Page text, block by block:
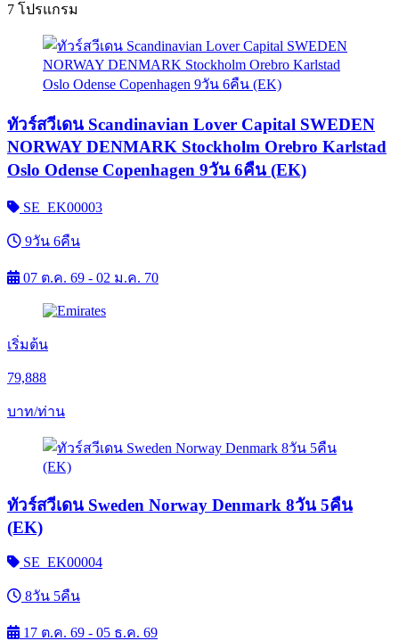
7 โปรแกรม
ทัวร์สวีเดน Scandinavian Lover Capital SWEDEN
NORWAY DENMARK Stockholm Orebro Karlstad
Oslo Odense Copenhagen 9วัน 6คืน (EK)
SE_EK00003
9วัน 6คืน
07 ต.ค. 69 - 02 ม.ค. 70
เริ่มต้น
79,888
บาท/ท่าน
ทัวร์สวีเดน Sweden Norway Denmark 8วัน 5คืน
(EK)
SE_EK00004
8วัน 5คืน
17 ต.ค. 69 - 05 ธ.ค. 69